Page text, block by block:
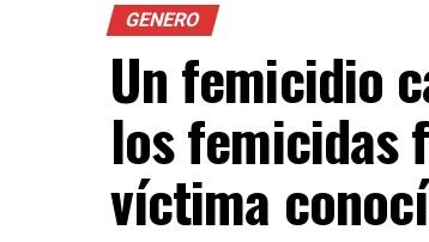
GENERO
Un femicidio
los femicidas
víctima